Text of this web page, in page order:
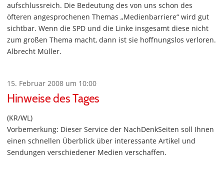
aufschlussreich. Die Bedeutung des von uns schon des
öfteren angesprochenen Themas „Medienbarriere“ wird gut
sichtbar. Wenn die SPD und die Linke insgesamt diese nicht
zum großen Thema macht, dann ist sie hoffnungslos verloren.
Albrecht Müller.
15. Februar 2008 um 10:00
Hinweise des Tages
(KR/WL)
Vorbemerkung: Dieser Service der NachDenkSeiten soll Ihnen
einen schnellen Überblick über interessante Artikel und
Sendungen verschiedener Medien verschaffen.